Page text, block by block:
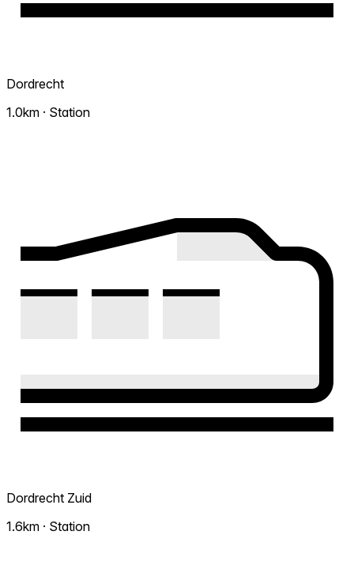
Dordrecht
1.0km · Station
Dordrecht Zuid
1.6km · Station